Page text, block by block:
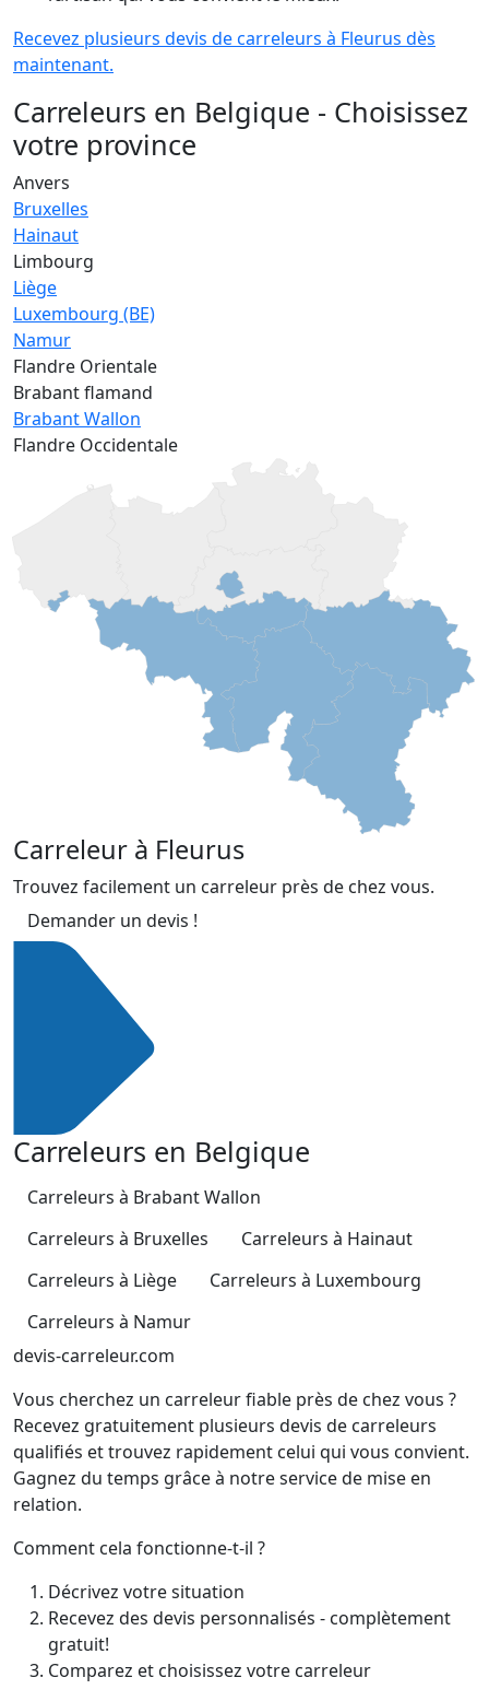
Recevez plusieurs devis de carreleurs à Fleurus dès
maintenant.
Carreleurs en Belgique - Choisissez
votre province
Anvers
Bruxelles
Hainaut
Limbourg
Liège
Luxembourg (BE)
Namur
Flandre Orientale
Brabant flamand
Brabant Wallon
Flandre Occidentale
Carreleur à Fleurus
Trouvez facilement un carreleur près de chez vous.
Demander un devis !
Carreleurs en Belgique
Carreleurs à Brabant Wallon
Carreleurs à Bruxelles
Carreleurs à Hainaut
Carreleurs à Liège
Carreleurs à Luxembourg
Carreleurs à Namur
devis-carreleur.com
Vous cherchez un carreleur fiable près de chez vous ?
Recevez gratuitement plusieurs devis de carreleurs
qualifiés et trouvez rapidement celui qui vous convient.
Gagnez du temps grâce à notre service de mise en
relation.
Comment cela fonctionne-t-il ?
Décrivez votre situation
Recevez des devis personnalisés - complètement
gratuit!
Comparez et choisissez votre carreleur